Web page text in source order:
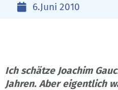
6.Juni 2010
Ich schätze Joachim
Jahren. Aber eigentlich